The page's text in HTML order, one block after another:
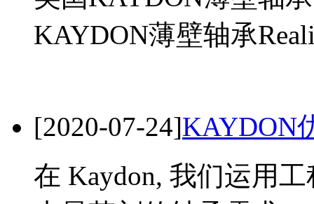
KAYDON薄壁轴承
[2020-07-24]KAYDON
在 Kaydon, 我们运用